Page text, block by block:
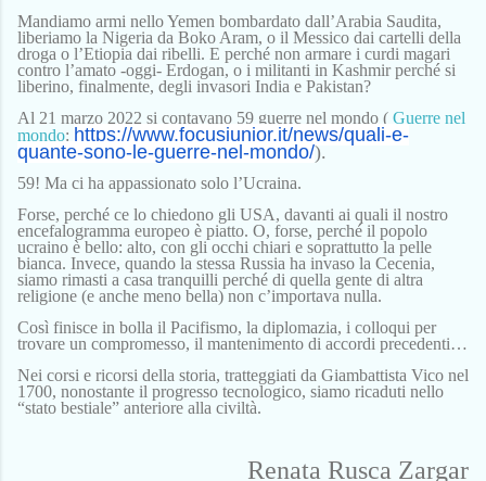
Mandiamo armi nello Yemen bombardato dall’Arabia Saudita,
liberiamo la Nigeria da Boko Aram, o il Messico dai cartelli della
droga o l’Etiopia dai ribelli. E perché non armare i curdi magari
contro l’amato -oggi- Erdogan, o i militanti in Kashmir perché si
liberino, finalmente, degli invasori India e Pakistan?
Al 21 marzo 2022 si contavano 59 guerre nel mondo ( Guerre nel
mondo: https://www.focusjunior.it/news/quali-e-
quante-sono-le-guerre-nel-mondo/).
59! Ma ci ha appassionato solo l’Ucraina.
Forse, perché ce lo chiedono gli USA, davanti ai quali il nostro
encefalogramma europeo è piatto. O, forse, perché il popolo
ucraino è bello: alto, con gli occhi chiari e soprattutto la pelle
bianca. Invece, quando la stessa Russia ha invaso la Cecenia,
siamo rimasti a casa tranquilli perché di quella gente di altra
religione (e anche meno bella) non c’importava nulla.
Così finisce in bolla il Pacifismo, la diplomazia, i colloqui per
trovare un compromesso, il mantenimento di accordi precedenti…
Nei corsi e ricorsi della storia, tratteggiati da Giambattista Vico nel
1700, nonostante il progresso tecnologico, siamo ricaduti nello
“stato bestiale” anteriore alla civiltà.
Renata Rusca Zargar